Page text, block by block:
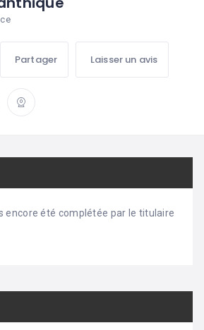
Partager Laisser un avis
encore été complétée par le titulaire